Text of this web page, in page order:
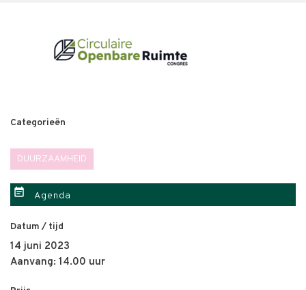
Categorieën
DUURZAAMHEID
event_note Agenda
Datum / tijd
14 juni 2023
Aanvang: 14.00 uur